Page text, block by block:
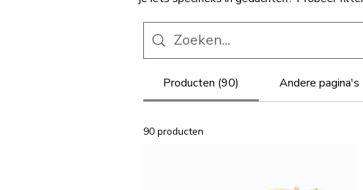
Producten (90) Andere pagina's
90 producten